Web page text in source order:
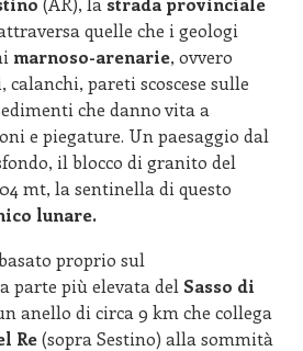
quelle che i geologi
marnoso-arenarie, ovvero
pareti scoscese sulle
che danno vita a
e piegature. Un paesaggio dal
il blocco di granito del
mt, la sentinella di questo
lunare.
proprio sul
parte più elevata del Sasso di
anello di circa 9 km che collega
Re(sopra Sestino) alla sommità